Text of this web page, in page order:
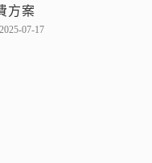
方案
2025-07-17